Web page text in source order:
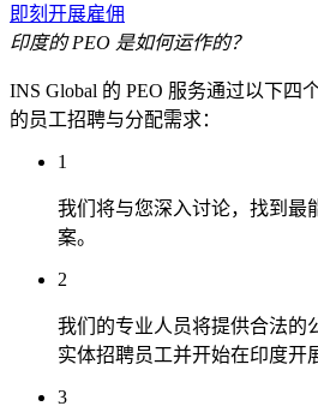
即刻开展雇佣
印度的 PEO 是如何运作的？
INS Global 的 PEO 服务通过以下四
的员工招聘与分配需求：
1
我们将与您深入讨论，找到最
案。
2
我们的专业人员将提供合法的
实体招聘员工并开始在印度开
3